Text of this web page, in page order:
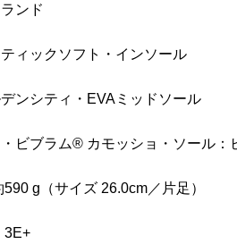
ンド
ティックソフト・インソール
デンシティ・EVAミッドソール
・ビブラム® カモッショ・ソール
g（サイズ 26.0cm／片足）
3E+